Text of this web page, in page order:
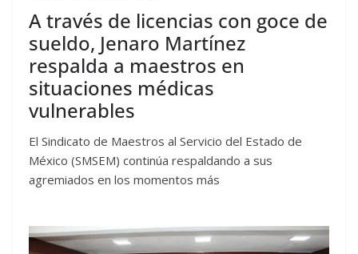
A través de licencias con goce de
sueldo, Jenaro Martínez
respalda a maestros en
situaciones médicas
vulnerables
El Sindicato de Maestros al Servicio del Estado de
México (SMSEM) continúa respaldando a sus
agremiados en los momentos más